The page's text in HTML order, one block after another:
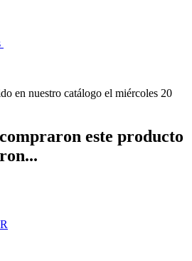
en nuestro catálogo el miércoles 20
este producto